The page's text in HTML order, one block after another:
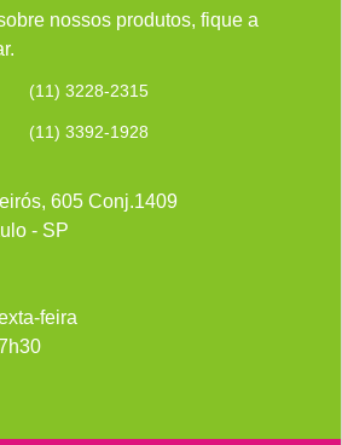
nossos produtos, fique a
(11) 3228-2315
(11) 3392-1928
605 Conj.1409
- SP
feira